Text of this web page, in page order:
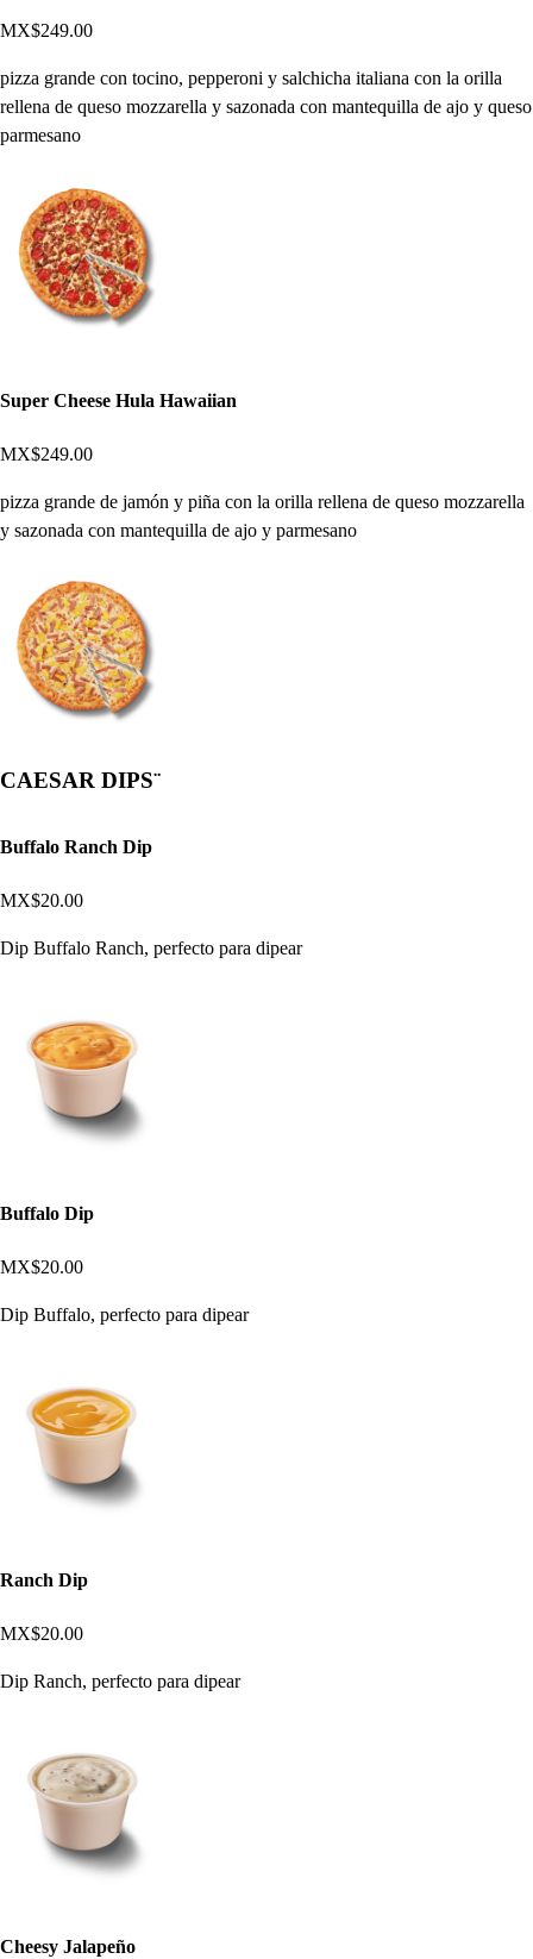
MX$249.00
pizza grande con tocino, pepperoni y salchicha italiana con la orilla
rellena de queso mozzarella y sazonada con mantequilla de ajo y queso
parmesano
Super Cheese Hula Hawaiian
MX$249.00
pizza grande de jamón y piña con la orilla rellena de queso mozzarella
y sazonada con mantequilla de ajo y parmesano
CAESAR DIPS¨
Buffalo Ranch Dip
MX$20.00
Dip Buffalo Ranch, perfecto para dipear
Buffalo Dip
MX$20.00
Dip Buffalo, perfecto para dipear
Ranch Dip
MX$20.00
Dip Ranch, perfecto para dipear
Cheesy Jalapeño